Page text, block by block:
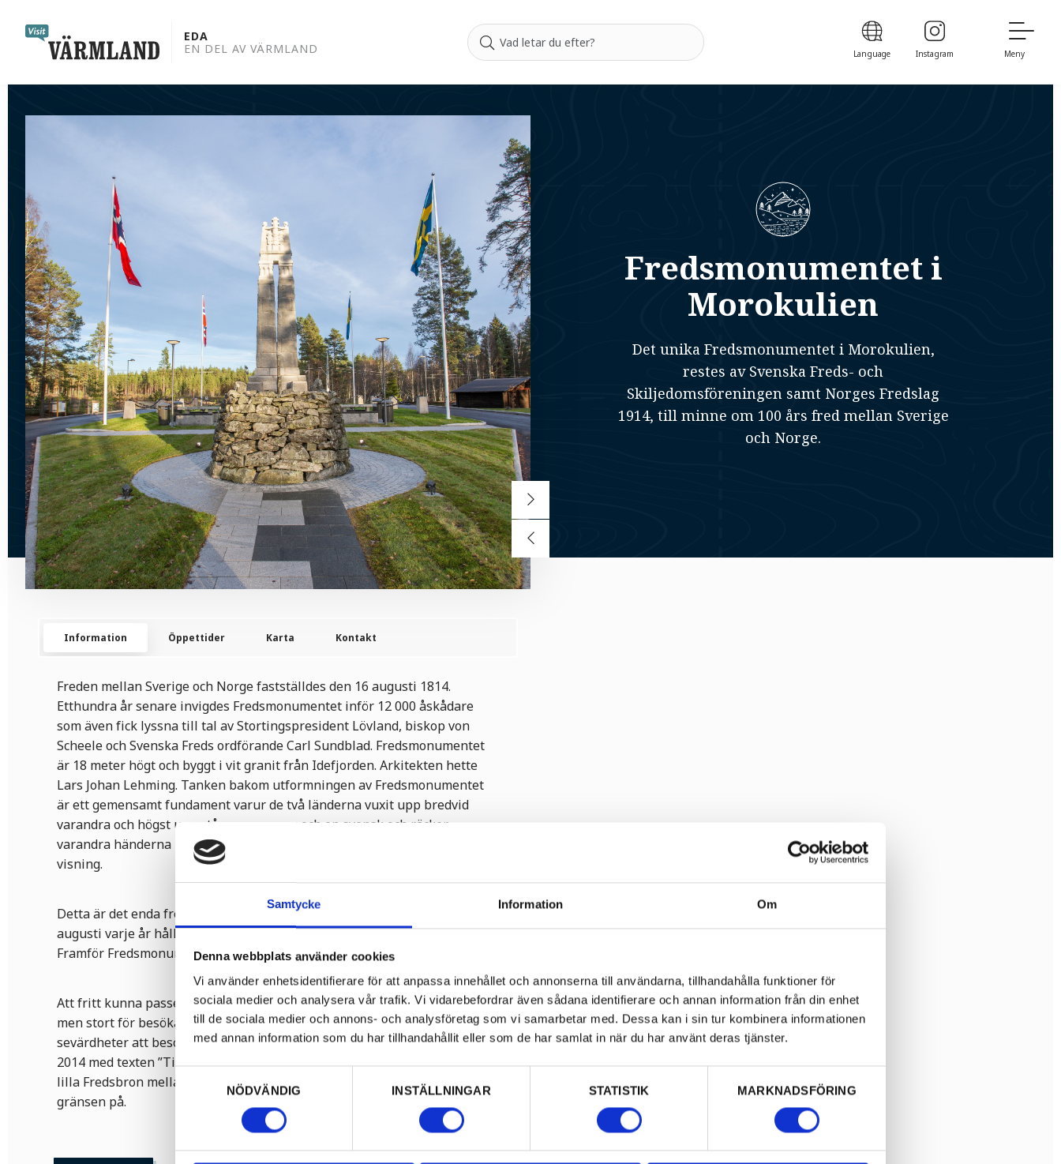
Samtycke Information Om
Denna webbplats använder cookies
Vi använder enhetsidentifierare för att anpassa innehållet och annonserna till användarna, tillhandahålla funktioner för
sociala medier och analysera vår trafik. Vi vidarebefordrar även sådana identifierare och annan information från din enhet
till de sociala medier och annons- och analysföretag som vi samarbetar med. Dessa kan i sin tur kombinera informationen
med annan information som du har tillhandahållit eller som de har samlat in när du har använt deras tjänster.
NÖDVÄNDIG
INSTÄLLNINGAR STATISTIK MARKNADSFÖRING
content
EDA
EN DEL AV VÄRMLAND
Language Instagram Meny
Fredsmonumentet i
Morokulien
Det unika Fredsmonumentet i Morokulien,
restes av Svenska Freds- och
Skiljedomsföreningen samt Norges Fredslag
1914, till minne om 100 års fred mellan Sverige
och Norge.
Information Öppettider Karta Kontakt
Freden mellan Sverige och Norge fastställdes den 16 augusti 1814.
Etthundra år senare invigdes Fredsmonumentet inför 12 000 åskådare
som även fick lyssna till tal av Stortingspresident Lövland, biskop von
Scheele och Svenska Freds ordförande Carl Sundblad. Fredsmonumentet
är 18 meter högt och byggt i vit granit från Idefjorden. Arkitekten hette
Lars Johan Lehming. Tanken bakom utformningen av Fredsmonumentet
är ett gemensamt fundament varur de två länderna vuxit upp bredvid
varandra och högst upp står en norrman och en svensk och räcker
varandra händerna - gränsen går rakt mellan dem. Möjlighet till guidad
visning.
Detta är det enda fredsmonumentet utefter den svensk-norska gränsen. I
augusti varje år hålls en svensk-norsk fredsgudstjänst på platsen.
Framför Fredsmonumentet står riksröse nummer 67 från 1754.
Att fritt kunna passera den svensk-norska gränsen är naturligt för oss,
men stort för besökare från många andra länder. Fredsplatsen har fler
sevärdheter att besöka förutom Fredsmonumentet. Fredsklockan från
2014 med texten ”Tid för Fred” är placerad i en pagod från Syd-Korea. Den
lilla Fredsbron mellan Sverige och Norge är ett populärt sätt att passera
gränsen på.